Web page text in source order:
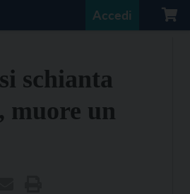
Accedi
schianta
muore un